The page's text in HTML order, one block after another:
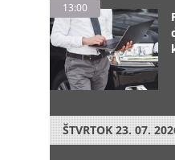
13:00
ŠTVRTOK 23. 07.